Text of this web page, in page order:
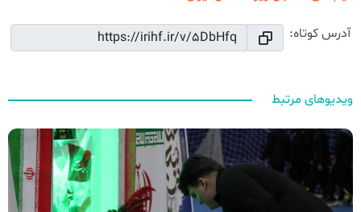
آدرس کوتاه:
ویدیوهای مرتبط